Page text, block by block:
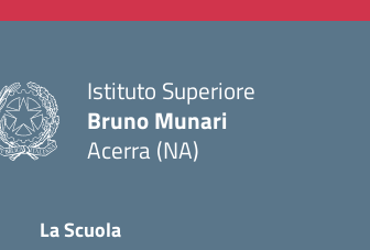
Istituto Superiore
Bruno Munari
Acerra (NA)
La Scuola